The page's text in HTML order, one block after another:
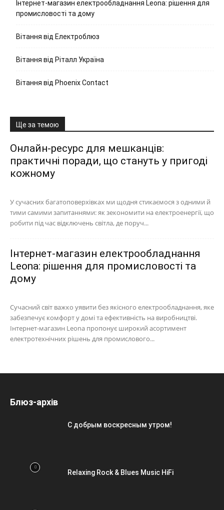
Інтернет-магазин електрообладнання Leona: рішення для
промисловості та дому
Вітання від Електроблюз
Вітання від Ріталл Україна
Вітання від Phoenix Contact
Ще за темою
Онлайн-ресурс для мешканців:
практичні поради, що стануть у пригоді
кожному
У сучасних багатоповерхівках ми щодня стикаємося з одними й
тими самими запитаннями: як зекономити на електроенергії, що
робити під час відключень світла, де поруч...
Інтернет-магазин електрообладнання
Leona: рішення для промисловості та
дому
Сучасний світ важко уявити без якісного електрообладнання, яке
забезпечує комфорт у домі та ефективність на виробництві.
Інтернет-магазин Leona пропонує широкий асортимент
електротехнічних рішень для промислового...
Блюз-архів
С добрым воскресным утром!
Relaxing Rock & Blues Music HiFi